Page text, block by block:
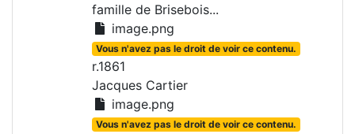
famille de Brisebois...
image.png
Vous n'avez pas le droit de voir ce contenu.
r.1861
Jacques Cartier
image.png
Vous n'avez pas le droit de voir ce contenu.